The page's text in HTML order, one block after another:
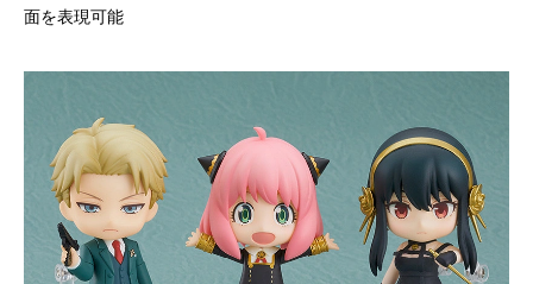
面を表現可能